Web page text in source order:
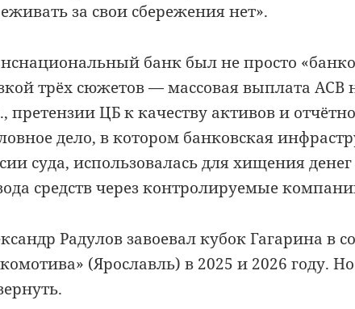
за свои сбережения нет».
банк был не просто
трёх сюжетов — массовая выплата АСВ
претензии ЦБ к качеству активов и
дело, в котором банковская
суда, использовалась для хищения
средств через контролируемые
Радулов завоевал кубок Гагарина в
(Ярославль) в 2025 и 2026 году.